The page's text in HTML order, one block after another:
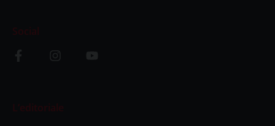
Social
L’editoriale